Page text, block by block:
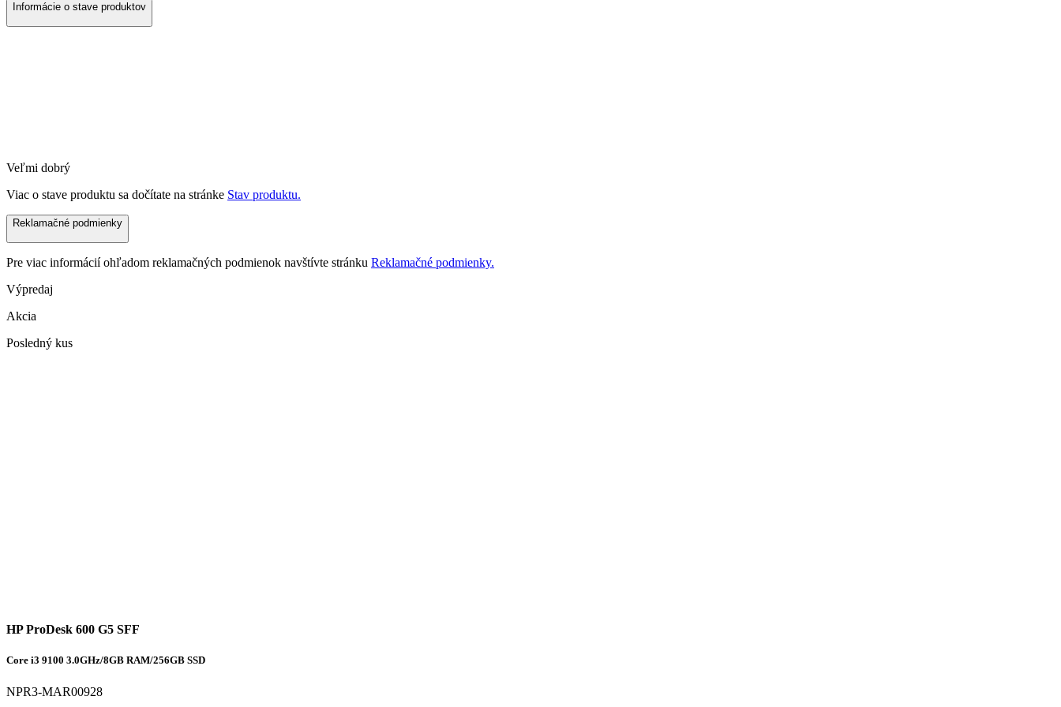
Informácie o stave produktov
Veľmi dobrý
Viac o stave produktu sa dočítate na stránke Stav produktu.
Reklamačné podmienky
Pre viac informácií ohľadom reklamačných podmienok navštívte stránku Reklamačné podmienky.
Výpredaj
Akcia
Posledný kus
HP ProDesk 600 G5 SFF
Core i3 9100 3.0GHz/8GB RAM/256GB SSD
NPR3-MAR00928